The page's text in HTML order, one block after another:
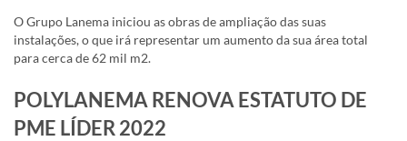
O Grupo Lanema iniciou as obras de ampliação das suas
instalações, o que irá representar um aumento da sua área total
para cerca de 62 mil m2.
POLYLANEMA RENOVA ESTATUTO DE
PME LÍDER 2022